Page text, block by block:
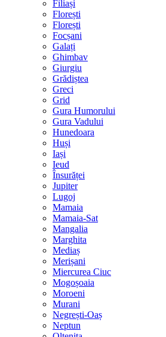
Filiași
Florești
Florești
Focșani
Galați
Ghimbav
Giurgiu
Grădiștea
Greci
Grid
Gura Humorului
Gura Vadului
Hunedoara
Huși
Iași
Ieud
Însurăței
Jupiter
Lugoj
Mamaia
Mamaia-Sat
Mangalia
Marghita
Mediaș
Merișani
Miercurea Ciuc
Mogoșoaia
Moroeni
Murani
Negrești-Oaș
Neptun